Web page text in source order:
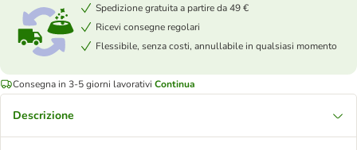
Spedizione gratuita a partire da 49 €
Ricevi consegne regolari
Flessibile, senza costi, annullabile in qualsiasi momento
Consegna in 3-5 giorni lavorativi Continua
Descrizione